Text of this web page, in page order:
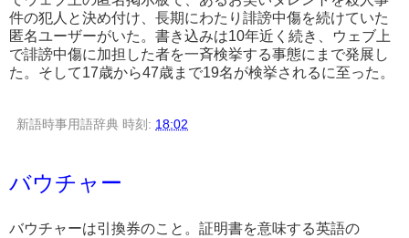
件の犯人と決め付け、長期にわたり誹謗中傷を続けていた
匿名ユーザーがいた。書き込みは10年近く続き、ウェブ上
で誹謗中傷に加担した者を一斉検挙する事態にまで発展し
た。そして17歳から47歳まで19名が検挙されるに至った。
新語時事用語辞典 時刻: 18:02
バウチャー
バウチャーは引換券のこと。証明書を意味する英語の